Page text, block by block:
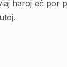
haroj eĉ por